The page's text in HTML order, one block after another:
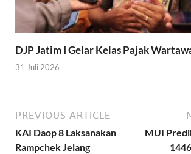
DJP Jatim I Gelar Kelas Pajak
31 Juli 2026
PREVIOUS ARTICLE
KAI Daop 8 Laksanakan
Rampchek Jelang
MUI